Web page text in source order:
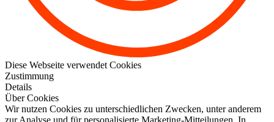
Diese Webseite verwendet Cookies
Zustimmung
Details
Über Cookies
Wir nutzen Cookies zu unterschiedlichen Zwecken, unter anderem